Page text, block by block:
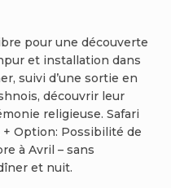
pour une découverte
et installation dans
suivi d’une sortie en
découvrir leur
religieuse. Safari
+ Option: Possibilité de
à Avril – sans
et nuit.